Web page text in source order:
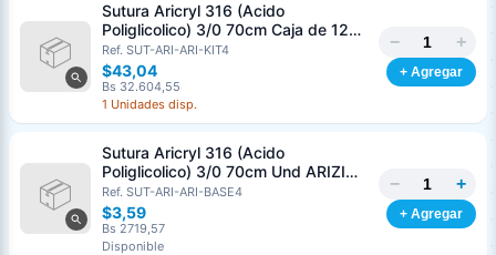
Sutura Aricryl 316 (Acido
Poliglicolico) 3/0 70cm Caja de 12
Unds ARIZI Aguja de 1/2 Circulo
Punta Conica 26mm
Ref. SUT-ARI-ARI-KIT4
$43,04
Bs 32.604,55
1 Unidades disp.
− +
+ Agregar
Sutura Aricryl 316 (Acido
Poliglicolico) 3/0 70cm Und ARIZI
Aguja de 1/2 Circulo Punta Conica
26mm
Ref. SUT-ARI-ARI-BASE4
$3,59
Bs 2719,57
Disponible
− +
+ Agregar